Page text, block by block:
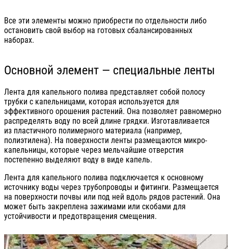
Все эти элементы можно приобрести по отдельности либо
остановить свой выбор на готовых сбалансированных
наборах.
Основной элемент — специальные ленты
Лента для капельного полива представляет собой полосу
трубки с капельницами, которая используется для
эффективного орошения растений. Она позволяет равномерно
распределять воду по всей длине грядки. Изготавливается
из пластичного полимерного материала (например,
полиэтилена). На поверхности ленты размещаются микро-
капельницы, которые через мельчайшие отверстия
постепенно выделяют воду в виде капель.
Лента для капельного полива подключается к основному
источнику воды через трубопроводы и фитинги. Размещается
на поверхности почвы или под ней вдоль рядов растений. Она
может быть закреплена зажимами или скобами для
устойчивости и предотвращения смещения.